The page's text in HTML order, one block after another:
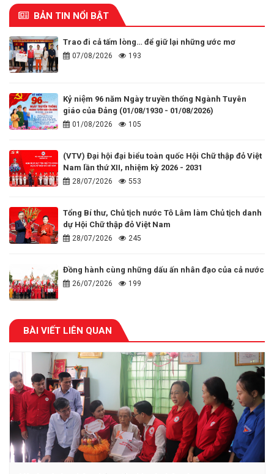
BẢN TIN NỔI BẬT
Trao đi cả tấm lòng… để giữ lại những ước mơ
07/08/2026 193
Kỷ niệm 96 năm Ngày truyền thống Ngành Tuyên
giáo của Đảng (01/08/1930 - 01/08/2026)
01/08/2026 105
(VTV) Đại hội đại biểu toàn quốc Hội Chữ thập đỏ Việt
Nam lần thứ XII, nhiệm kỳ 2026 - 2031
28/07/2026 553
Tổng Bí thư, Chủ tịch nước Tô Lâm làm Chủ tịch danh
dự Hội Chữ thập đỏ Việt Nam
28/07/2026 245
Đồng hành cùng những dấu ấn nhân đạo của cả nước
26/07/2026 199
BÀI VIẾT LIÊN QUAN